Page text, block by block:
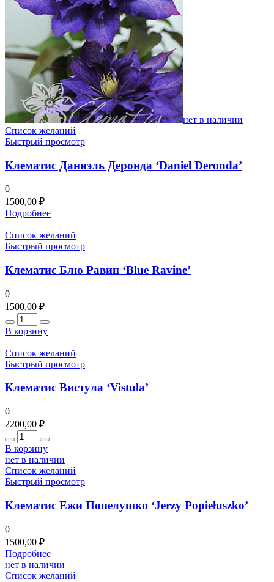
нет в наличии
Список желаний
Быстрый просмотр
Клематис Даниэль Деронда ‘Daniel Deronda’
0
1500,00 ₽
Подробнее
Список желаний
Быстрый просмотр
Клематис Блю Равин ‘Blue Ravine’
0
1500,00 ₽
Количество
В корзину
Список желаний
Быстрый просмотр
Клематис Вистула ‘Vistula’
0
2200,00 ₽
Количество
В корзину
нет в наличии
Список желаний
Быстрый просмотр
Клематис Ежи Попелушко ‘Jerzy Popiełuszko’
0
1500,00 ₽
Подробнее
нет в наличии
Список желаний